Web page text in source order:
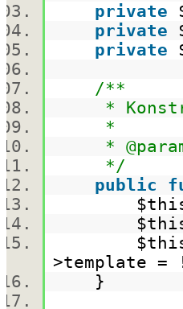
private
private
private
/**
*
*
* @param
*/
public
>template =
}